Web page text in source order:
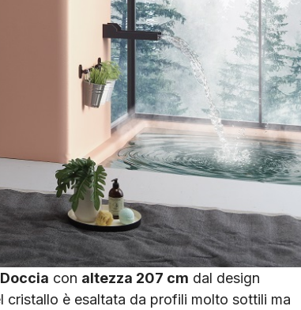
con altezza 207 cm dal design
cristallo è esaltata da profili molto sottili ma